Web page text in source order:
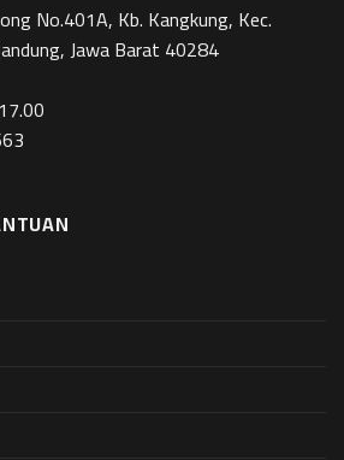
No.401A, Kb. Kangkung, Kec.
Jawa Barat 40284
17.00